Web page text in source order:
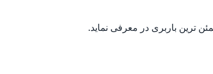
ترین باربری در معرفی نماید.